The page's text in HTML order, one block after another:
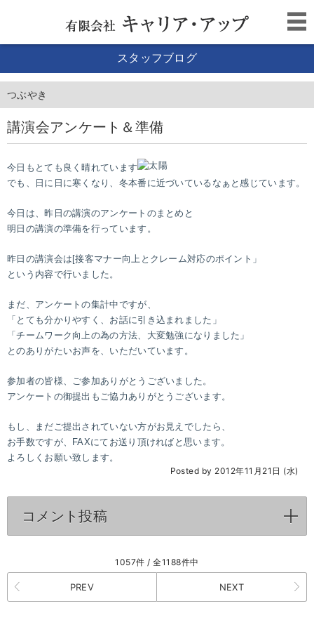
スタッフブログ
つぶやき
講演会アンケート＆準備
今日もとても良く晴れています
でも、日に日に寒くなり、冬本番に近づいているなぁと感じています。
今日は、昨日の講演のアンケートのまとめと
明日の講演の準備を行っています。
昨日の講演会は[接客マナー向上とクレーム対応のポイント」
という内容で行いました。
まだ、アンケートの集計中ですが、
「とても分かりやすく、お話に引き込まれました」
「チームワーク向上の為の方法、大変勉強になりました」
とのありがたいお声を、いただいています。
参加者の皆様、ご参加ありがとうございました。
アンケートの御提出もご協力ありがとうございます。
もし、まだご提出されていない方がお見えでしたら、
お手数ですが、FAXにてお送り頂ければと思います。
よろしくお願い致します。
Posted by 2012年11月21日 (水)
コメント投稿
1057件 / 全1188件中
PREV NEXT